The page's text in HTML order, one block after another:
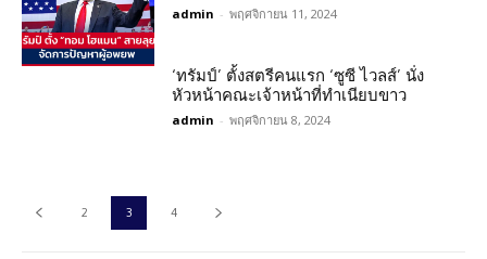
admin - พฤศจิกายน 11, 2024
‘ทรัมป์’ ตั้งสตรีคนแรก ‘ซูซี ไวลส์’ นั่ง
หัวหน้าคณะเจ้าหน้าที่ทำเนียบขาว
admin - พฤศจิกายน 8, 2024
2 3 4